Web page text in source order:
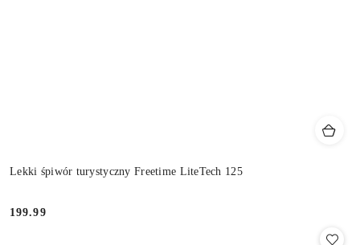
Lekki śpiwór turystyczny Freetime LiteTech 125
Cena:
199.99